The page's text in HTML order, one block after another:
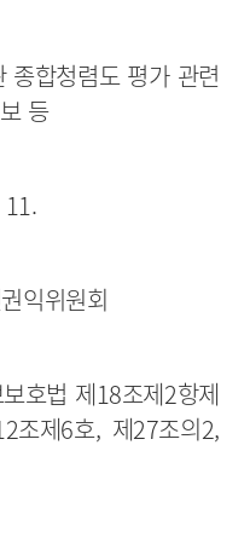
합청렴도 평가 관련
등
익위원회
법 제18조제2항제
조제6호, 제27조의2,